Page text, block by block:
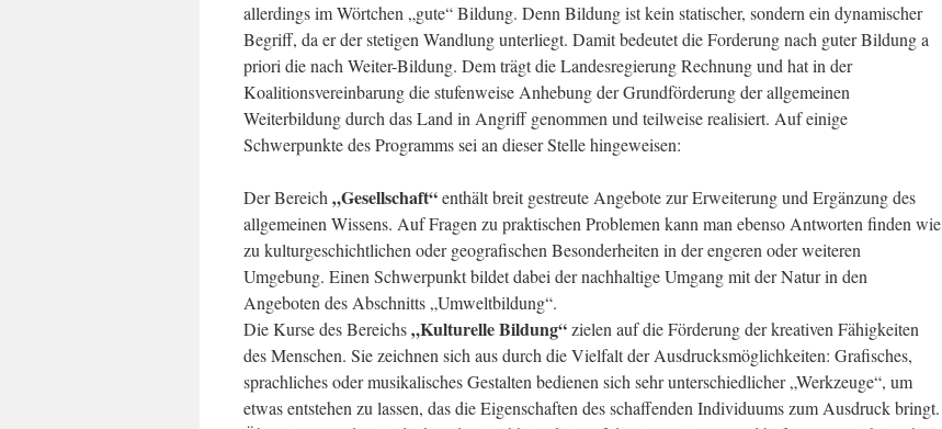
allerdings im Wörtchen „gute“ Bildung. Denn Bildung ist kein statischer, sondern ein dynamischer
Begriff, da er der stetigen Wandlung unterliegt. Damit bedeutet die Forderung nach guter Bildung a
priori die nach Weiter-Bildung. Dem trägt die Landesregierung Rechnung und hat in der
Koalitionsvereinbarung die stufenweise Anhebung der Grundförderung der allgemeinen
Weiterbildung durch das Land in Angriff genommen und teilweise realisiert. Auf einige
Schwerpunkte des Programms sei an dieser Stelle hingeweisen:
Der Bereich „Gesellschaft“enthält breit gestreute Angebote zur Erweiterung und Ergänzung des
allgemeinen Wissens. Auf Fragen zu praktischen Problemen kann man ebenso Antworten finden wie
zu kulturgeschichtlichen oder geografischen Besonderheiten in der engeren oder weiteren
Umgebung. Einen Schwerpunkt bildet dabei der nachhaltige Umgang mit der Natur in den
Angeboten des Abschnitts „Umweltbildung“.
Die Kurse des Bereichs„Kulturelle Bildung“zielen auf die Förderung der kreativen Fähigkeiten
des Menschen. Sie zeichnen sich aus durch die Vielfalt der Ausdrucksmöglichkeiten: Grafisches,
sprachliches oder musikalisches Gestalten bedienen sich sehr unterschiedlicher „Werkzeuge“, um
etwas entstehen zu lassen, das die Eigenschaften des schaffenden Individuums zum Ausdruck bringt.